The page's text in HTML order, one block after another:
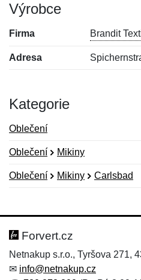
Výrobce
Firma Brandit
Adresa
Kategorie
Oblečení
Oblečení Mikiny
Oblečení Mikiny Carlsbad
Hodnocení:
Jméno:
Forvert.cz
Netnakup s.r.o., Tyršova 271,
✉ info@netnakup.cz